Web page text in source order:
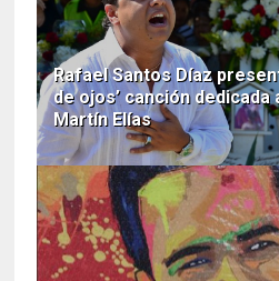
Rafael Santos Díaz
de ojos’ canción dedicada
Martín Elías